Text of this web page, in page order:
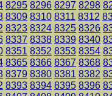
8295 8296 8297 8298
8309 8310 8311 8312
8323 8324 8325 8326
8337 8338 8339 8340
8351 8352 8353 8354
8365 8366 8367 8368
8379 8380 8381 8382
8393 8394 8395 8396